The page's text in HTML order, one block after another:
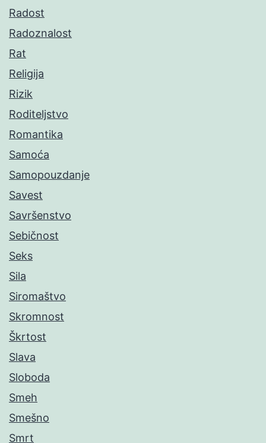
Radost
Radoznalost
Rat
Religija
Rizik
Roditeljstvo
Romantika
Samoća
Samopouzdanje
Savest
Savršenstvo
Sebičnost
Seks
Sila
Siromaštvo
Skromnost
Škrtost
Slava
Sloboda
Smeh
Smešno
Smrt